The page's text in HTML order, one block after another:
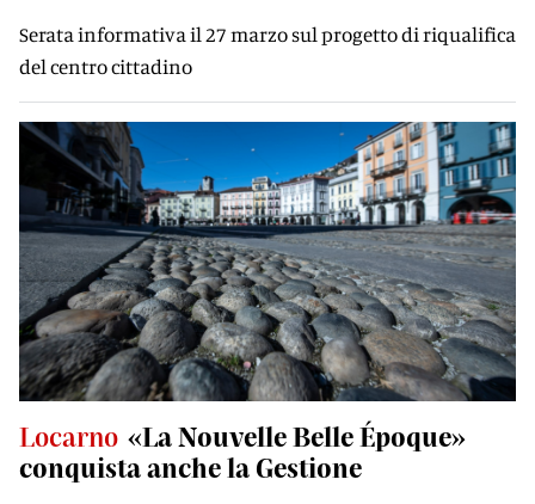
Serata informativa il 27 marzo sul progetto di riqualifica
del centro cittadino
Locarno «La Nouvelle Belle Époque»
conquista anche la Gestione